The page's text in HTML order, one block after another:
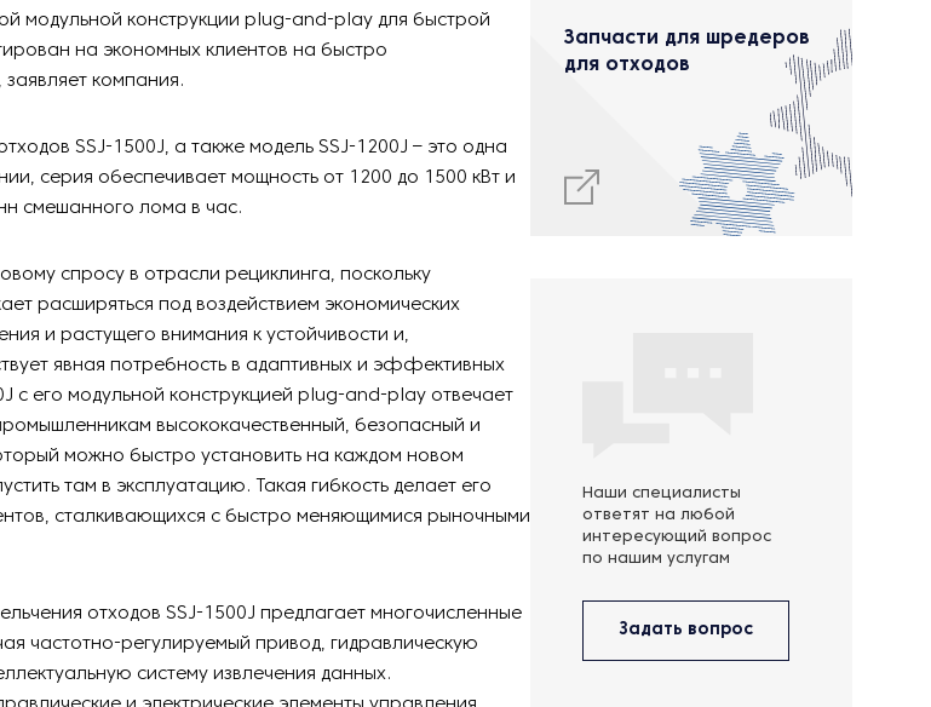
модульной конструкции plug-and-play для быстрой
на экономных клиентов на быстро
компания.
SSJ-1500J, а также модель SSJ-1200J – это одна
серия обеспечивает мощность от 1200 до 1500 кВт и
смешанного лома в час.
спросу в отрасли рециклинга, поскольку
расширяться под воздействием экономических
и растущего внимания к устойчивости и,
явная потребность в адаптивных и эффективных
с его модульной конструкцией plug-and-play отвечает
высококачественный, безопасный и
можно быстро установить на каждом новом
там в эксплуатацию. Такая гибкость делает его
сталкивающихся с быстро меняющимися рыночными
отходов SSJ-1500J предлагает многочисленные
частотно-регулируемый привод, гидравлическую
систему извлечения данных.
Запчасти для шредеров
для отходов
Наши специалисты
ответят на любой
интересующий вопрос
по нашим услугам
Задать вопрос